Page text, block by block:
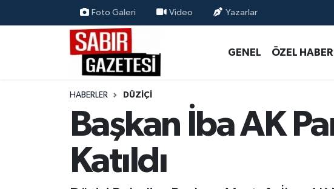
Foto Galeri Video Yazarlar
GENEL ÖZEL HABER
HABERLER DÜZIÇI
Başkan İba AK
Katıldı
ÖZEL HABER
MAGAZİN
EKONOMİ
Osmaniye Nöbetçi Eczaneler
Osmaniye Hava Durumu
Osmaniye Trafik Yoğunluk Haritası
Süper Lig Puan Durumu ve Fikstür
Tüm Manşetler